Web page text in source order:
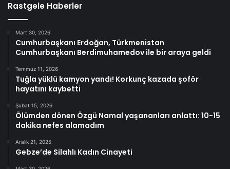
Rastgele Haberler
Mart 30, 2026
Cumhurbaşkanı Erdoğan, Türkmenistan
Cumhurbaşkanı Berdimuhamedov ile bir araya geldi
Temmuz 11, 2026
Tuğla yüklü kamyon yandı! Korkunç kazada şoför
hayatını kaybetti
Şubat 15, 2026
Ölümden dönen Özgü Namal yaşananları anlattı: 10-15
dakika nefes alamadım
Aralık 21, 2025
Gebze’de Silahlı Kadın Cinayeti